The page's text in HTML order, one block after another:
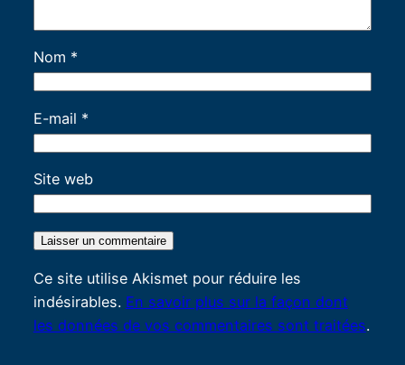
Nom *
E-mail *
Site web
Ce site utilise Akismet pour réduire les
indésirables. En savoir plus sur la façon dont
les données de vos commentaires sont traitées.